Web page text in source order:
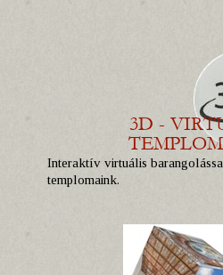
Interaktív virtuális
templomaink.